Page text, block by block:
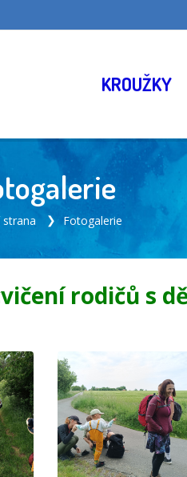
KROUŽKY
strana Fotogalerie
rodičů s